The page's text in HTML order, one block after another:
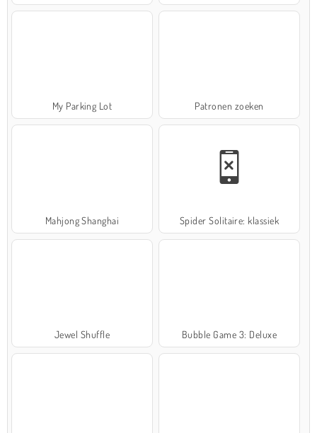
My Parking Lot Patronen zoeken
Mahjong Shanghai Spider Solitaire: klassiek
Jewel Shuffle Bubble Game 3: Deluxe